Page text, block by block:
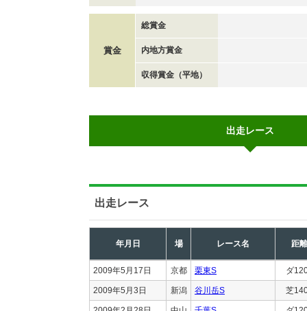
賞金
総賞金
内地方賞金
収得賞金（平地）
出走レース
出走レース
年月日 場 レース名 距離
2009年5月17日 京都 栗東S ダ
2009年5月3日 新潟 谷川岳S 芝